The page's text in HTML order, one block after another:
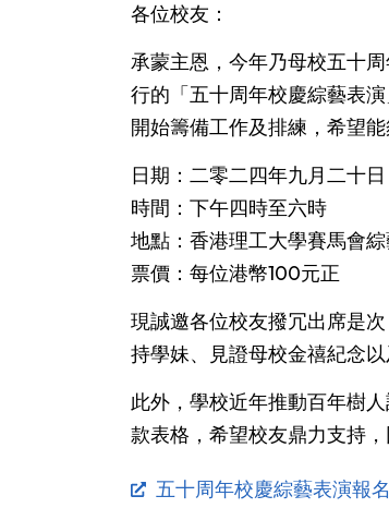
各位校友：
承蒙主恩，今年乃母校五十
行的「五十周年校慶綜藝表
開始籌備工作及排練，希望
日期：二零二四年九月二十
時間：下午四時至六時
地點：香港理工大學賽馬會
票價：每位港幣100元正
現誠邀各位校友撥冗出席是
持學妹、見證母校金禧紀念
此外，學校近年推動百年樹
款表格，希望校友鼎力支持
五十周年校慶綜藝表演報